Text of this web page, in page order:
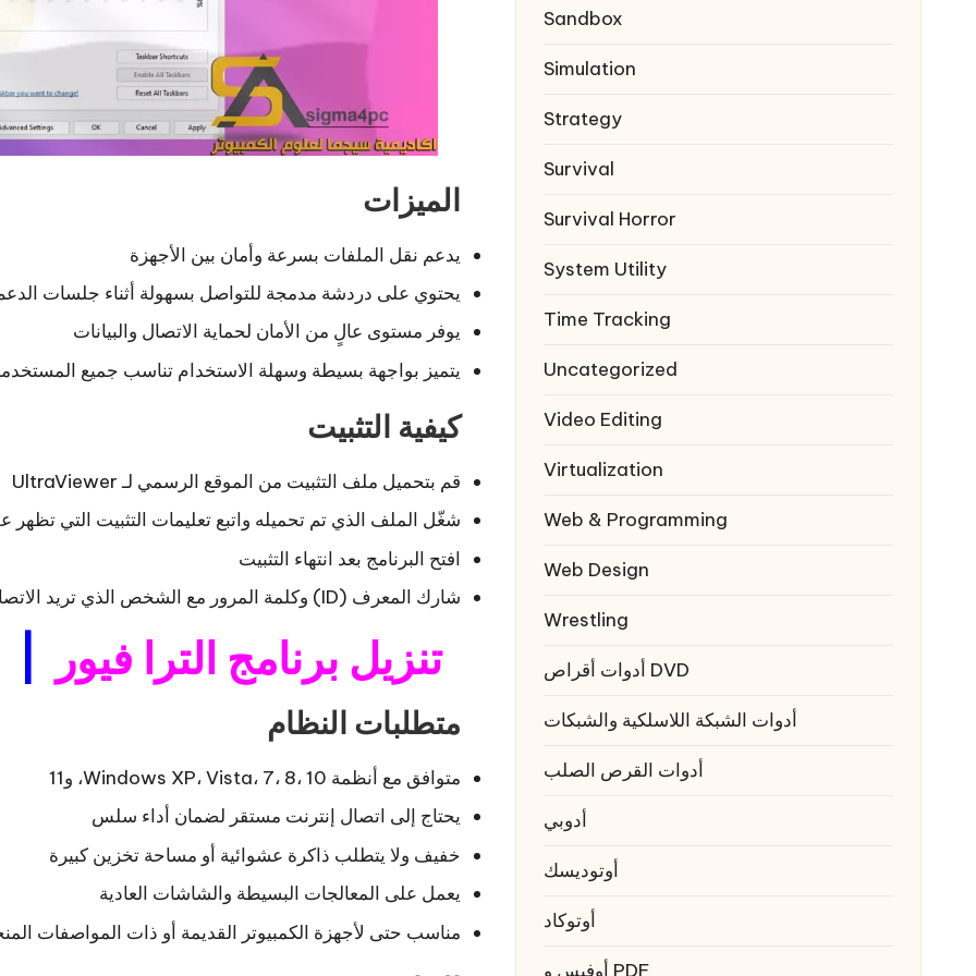
الميزات
يدعم نقل الملفات بسرعة وأمان بين الأجهزة
يحتوي على دردشة مدمجة للتواصل بسهولة أثناء جلسات
يوفر مستوى عالٍ من الأمان لحماية الاتصال والبيانات
يتميز بواجهة بسيطة وسهلة الاستخدام تناسب جميع
كيفية التثبيت
قم بتحميل ملف التثبيت من الموقع الرسمي لـ UltraViewer
شغّل الملف الذي تم تحميله واتبع تعليمات التثبيت التي
افتح البرنامج بعد انتهاء التثبيت
شارك المعرف (ID) وكلمة المرور مع الشخص الذي تريد الاتصال به
تنزيل برنامج الترا فيور
متطلبات النظام
متوافق مع أنظمة Windows XP، Vista، 7، 8، 10، و11
يحتاج إلى اتصال إنترنت مستقر لضمان أداء سلس
خفيف ولا يتطلب ذاكرة عشوائية أو مساحة تخزين كبيرة
يعمل على المعالجات البسيطة والشاشات العادية
مناسب حتى لأجهزة الكمبيوتر القديمة أو ذات المواصفات
Sandbox
Simulation
Strategy
Survival
Survival Horror
System Utility
Time Tracking
Uncategorized
Video Editing
Virtualization
Web & Programming
Web Design
Wrestling
أدوات أقراص DVD
أدوات الشبكة اللاسلكية والشبكات
أدوات القرص الصلب
أدوبي
أوتوديسك
أوتوكاد
أوفيس و PDF